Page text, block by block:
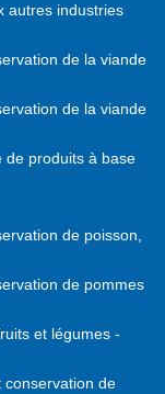
autres industries
de la viande
de la viande
de produits à base
de poisson,
de pommes
et légumes -
conservation de